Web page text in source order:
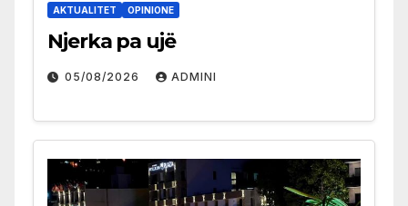
AKTUALITET OPINIONE
Njerka pa ujë
05/08/2026 ADMINI